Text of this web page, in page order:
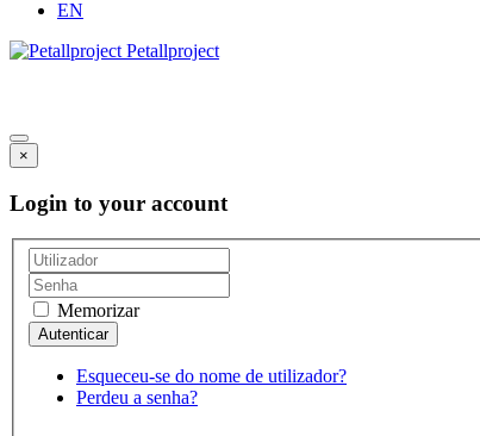
EN
Petallproject
×
Login to your account
Memorizar
Esqueceu-se do nome de utilizador?
Perdeu a senha?